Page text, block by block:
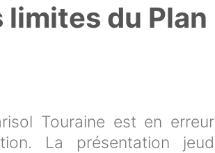
du Plan
Touraine est en
La présentation